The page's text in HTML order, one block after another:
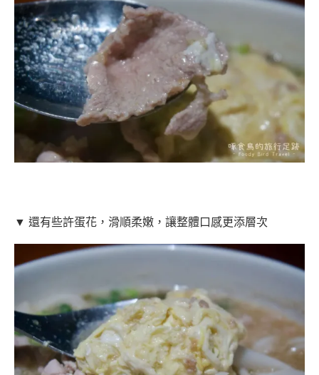
▼ 還有些許蛋花，滑順柔嫩，讓整體口感更添層次